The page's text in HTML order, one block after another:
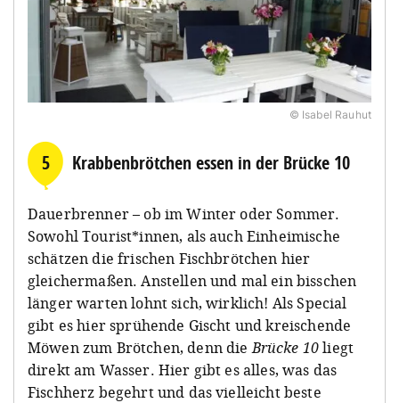
© Isabel Rauhut
5 Krabbenbrötchen essen in der Brücke 10
Dauerbrenner – ob im Winter oder Sommer.
Sowohl Tourist*innen, als auch Einheimische
schätzen die frischen Fischbrötchen hier
gleichermaßen. Anstellen und mal ein bisschen
länger warten lohnt sich, wirklich! Als Special
gibt es hier sprühende Gischt und kreischende
Möwen zum Brötchen, denn dieBrücke 10liegt
direkt am Wasser. Hier gibt es alles, was das
Fischherz begehrt und das vielleicht beste